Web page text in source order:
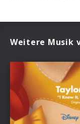
Weitere Musik